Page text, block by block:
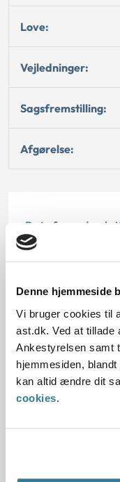
Denne hjemmeside
Vi bruger cookies til
ast.dk. Ved at tillade
Ankestyrelsen samt
hjemmesiden,
kan altid ændre dit
cookies.
Love:
Vejledninger:
Sagsfremstilling:
Afgørelse:
Dato for
12.07.2013
Paragraf
§ 10 § 58